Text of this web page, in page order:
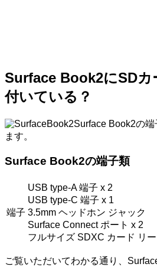
Surface Book2にSDカ
付いている？
Surface Book2の
ます。
Surface Book2の端子類
端子
USB type-A 端子 x 2
USB type-C 端子 x 1
3.5mm ヘッドホン ジャック
Surface Connect ポート x 2
フルサイズ SDXC カード リ
ご覧いただいてわかる通り、